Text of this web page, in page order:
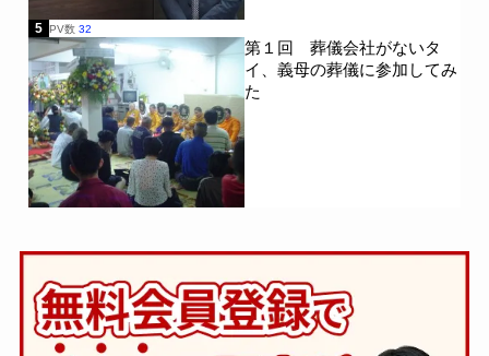
5 PV数 32
第１回 葬儀会社がないタ
イ、義母の葬儀に参加してみ
た